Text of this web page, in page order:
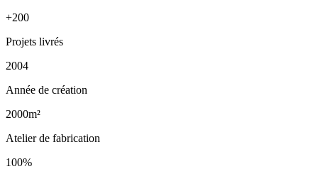
+200
Projets livrés
2004
Année de création
2000m²
Atelier de fabrication
100%